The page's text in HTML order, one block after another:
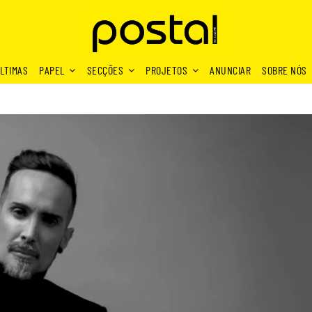
PAPEL SECÇÕES PROJETOS ANUNCIAR SOBRE NÓS